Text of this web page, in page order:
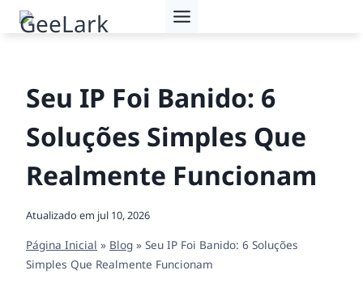
Pular
para
Seu IP Foi Banido: 6
Soluções Simples Que
Realmente Funcionam
Atualizado em jul 10, 2026
Página Inicial » Blog » Seu IP Foi Banido: 6 Soluções
Simples Que Realmente Funcionam